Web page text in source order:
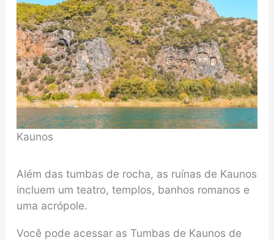
Kaunos
Além das tumbas de rocha, as ruínas de Kaunos
incluem um teatro, templos, banhos romanos e
uma acrópole.
Você pode acessar as Tumbas de Kaunos de